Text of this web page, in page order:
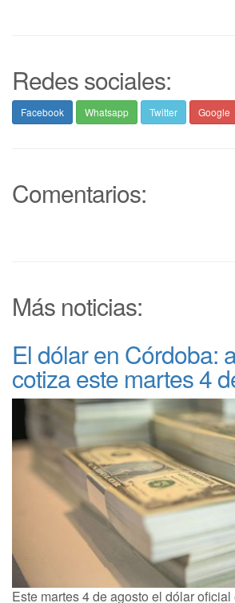
Redes sociales:
Facebook Whatsapp Twitter Google
Comentarios:
Más noticias:
El dólar en Córdoba:
cotiza este martes 4
Este martes 4 de agosto el dólar